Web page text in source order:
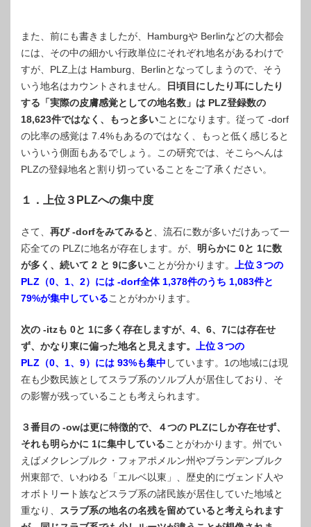
また、前にも書きましたが、Hamburgや Berlinなどの大都会
には、その中の細かい行政単位にそれぞれ地名があるわけで
すが、PLZ上は Hamburg、Berlinとなってしまうので、そう
いう地名はカウントされません。
日頃目にしたり耳にしたり
する「実際の皮膚感覚としての地名数」は PLZ登録数の
18,623件ではなく、もっと多いことになります。従って -dorf
の比率の感覚は 7.4%もあるのではなく、もっと低く感じると
いういう側面もあるでしょう。この研究では、そこらへんは
PLZの登録地名と割り切っていることをご了承ください。
１．上位３PLZへの集中度
さて、 再び -dorfをみてみると
、流石に数が多いだけあって一
応全ての PLZに地名が存在します。が、 明らかに 0と 1に数
が多く、続いて 2 と 9に多いことが分かります。
上位３つの
PLZ（0、1、2）には -dorf全体 1,378件のうち 1,083件と
79%が集中していることがわかります。
次の -itzも 0と 1に多く存在しますが、4、6、7には存在せ
ず、かなり東に偏った地名と見えます。
上位３つの
PLZ（0、1、9）には 93%も集中 しています。1の地域には現
在も少数民族としてスラブ系のソルブ人が居住しており、そ
の影響が残っていることも考えられます。
３番目の -owは更に特徴的で、４つの PLZにしか存在せず、
それも明らかに 1に集中していることがわかります。州でい
えばメクレンブルク・フォアポメルン州やブランデンブルク
州東部で、いわゆる「エルベ以東」、歴史的にヴェンド人や
オボトリート族などスラブ系の諸民族が居住していた地域と
重なり、
スラブ系の地名の名残を留めていると考えられます